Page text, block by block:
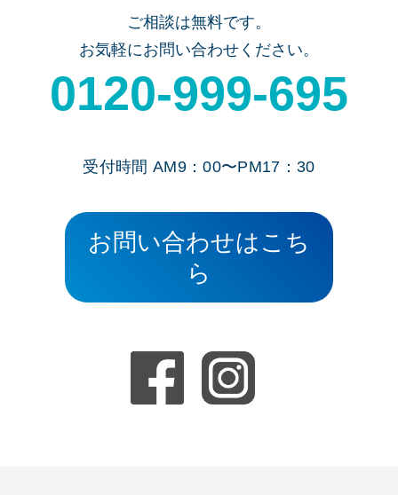
ご相談は無料です。
お気軽にお問い合わせください。
0120-999-695
受付時間 AM9：00〜PM17：30
お問い合わせはこち
ら